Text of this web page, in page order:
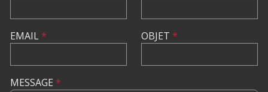
EMAIL* OBJET *
MESSAGE *